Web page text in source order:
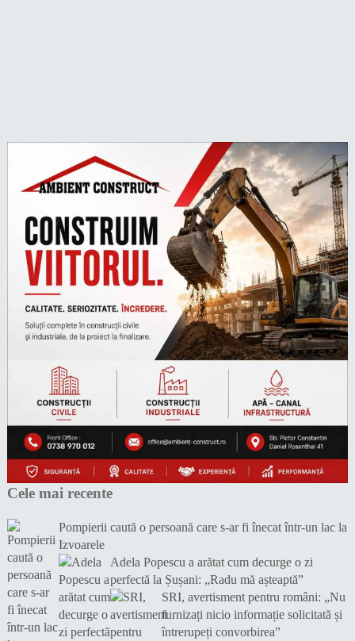
Cele mai recente
Pompierii caută o persoană care s-ar fi înecat într-un lac la
Izvoarele
Adela Popescu a arătat cum decurge o zi
perfectă la Șușani: „Radu mă așteaptă”
SRI, avertisment pentru români: „Nu
furnizați nicio informație solicitată și
întrerupeți convorbirea”